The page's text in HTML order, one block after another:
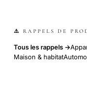
⚠️ RAPPELS DE
Tous les rappels →
Maison & habitat